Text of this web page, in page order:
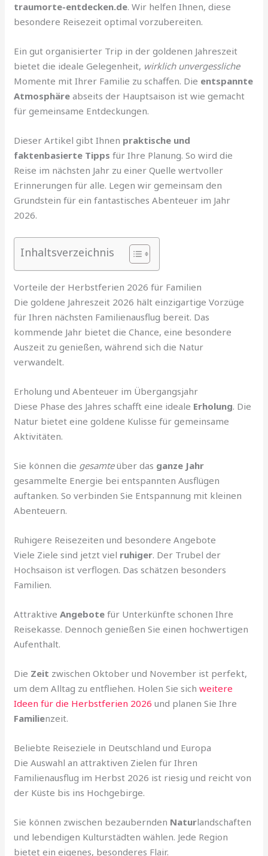
traumorte-entdecken.de. Wir helfen Ihnen, diese
besondere Reisezeit optimal vorzubereiten.
Ein gut organisierter Trip in der goldenen Jahreszeit
bietet die ideale Gelegenheit, wirklich unvergessliche
Momente mit Ihrer Familie zu schaffen. Die entspannte
Atmosphäre abseits der Hauptsaison ist wie gemacht
für gemeinsame Entdeckungen.
Dieser Artikel gibt Ihnen praktische und
faktenbasierte Tipps für Ihre Planung. So wird die
Reise im nächsten Jahr zu einer Quelle wertvoller
Erinnerungen für alle. Legen wir gemeinsam den
Grundstein für ein fantastisches Abenteuer im Jahr
2026.
Inhaltsverzeichnis
Vorteile der Herbstferien 2026 für Familien
Die goldene Jahreszeit 2026 hält einzigartige Vorzüge
für Ihren nächsten Familienausflug bereit. Das
kommende Jahr bietet die Chance, eine besondere
Auszeit zu genießen, während sich die Natur
verwandelt.
Erholung und Abenteuer im Übergangsjahr
Diese Phase des Jahres schafft eine ideale Erholung. Die
Natur bietet eine goldene Kulisse für gemeinsame
Aktivitäten.
Sie können die gesamteüber das ganze Jahr
gesammelte Energie bei entspannten Ausflügen
auftanken. So verbinden Sie Entspannung mit kleinen
Abenteuern.
Ruhigere Reisezeiten und besondere Angebote
Viele Ziele sind jetzt viel ruhiger. Der Trubel der
Hochsaison ist verflogen. Das schätzen besonders
Familien.
AttraktiveAngebote für Unterkünfte schonen Ihre
Reisekasse. Dennoch genießen Sie einen hochwertigen
Aufenthalt.
Die Zeit zwischen Oktober und November ist perfekt,
um dem Alltag zu entfliehen. Holen Sie sichweitere
Ideen für die Herbstferien 2026 und planen Sie Ihre
Familienzeit.
Beliebte Reiseziele in Deutschland und Europa
Die Auswahl an attraktiven Zielen für Ihren
Familienausflug im Herbst 2026 ist riesig und reicht von
der Küste bis ins Hochgebirge.
Sie können zwischen bezaubernden Naturlandschaften
und lebendigen Kulturstädten wählen. Jede Region
bietet ein eigenes, besonderes Flair.